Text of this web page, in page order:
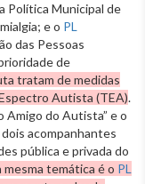
Política Municipal de
e o PL
das Pessoas
de
tratam de medidas
Autista (TEA).
Amigo do Autista” e o
acompanhantes
pública e privada do
temática é o PL